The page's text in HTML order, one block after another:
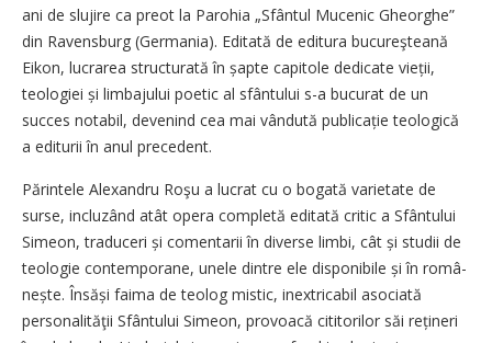
ani de slujire ca preot la Parohia „Sfântul Mucenic Gheorghe”
din Ravensburg (Germania). Editată de editura bucureşteană
Eikon, lucrarea structurată în șapte capitole dedicate vieții,
teologiei și limbajului poetic al sfântului s-a bucurat de un
succes notabil, devenind cea mai vândută publicație teologică
a editurii în anul precedent.
Părintele Alexandru Roşu a lucrat cu o bogată varietate de
surse, incluzând atât opera completă editată critic a Sfântului
Simeon, traduceri și comentarii în diverse limbi, cât și studii de
teologie contemporane, unele dintre ele disponibile și în româ­
nește. Însăși faima de teolog mistic, inextricabil asociată
personalităţii Sfântului Simeon, provoacă cititorilor săi rețineri